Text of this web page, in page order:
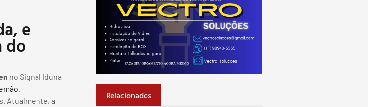
e
do
no Signal Iduna
Atualmente, a
Relacionados